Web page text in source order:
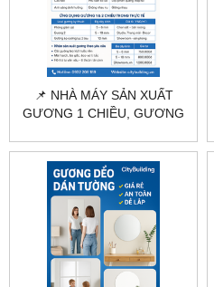
📌 NHÀ MÁY SẢN XUẤT
GƯƠNG 1 CHIỀU, GƯƠNG
CITYBUILDING